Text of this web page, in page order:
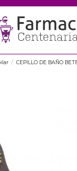
CEPILLO DE BAÑO